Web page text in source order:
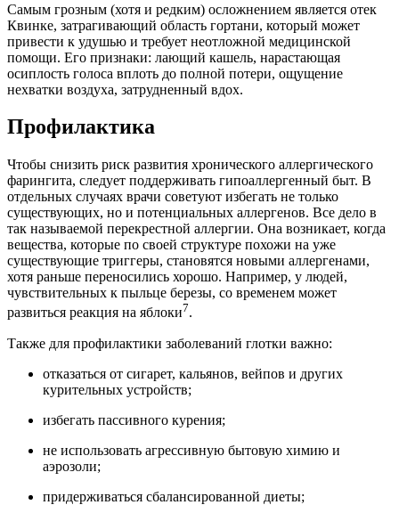
Самым грозным (хотя и редким) осложнением является отек
Квинке, затрагивающий область гортани, который может
привести к удушью и требует неотложной медицинской
помощи. Его признаки: лающий кашель, нарастающая
осиплость голоса вплоть до полной потери, ощущение
нехватки воздуха, затрудненный вдох.
Профилактика
Чтобы снизить риск развития хронического аллергического
фарингита, следует поддерживать гипоаллергенный быт. В
отдельных случаях врачи советуют избегать не только
существующих, но и потенциальных аллергенов. Все дело в
так называемой перекрестной аллергии. Она возникает, когда
вещества, которые по своей структуре похожи на уже
существующие триггеры, становятся новыми аллергенами,
хотя раньше переносились хорошо. Например, у людей,
чувствительных к пыльце березы, со временем может
развиться реакция на яблоки7.
Также для профилактики заболеваний глотки важно:
отказаться от сигарет, кальянов, вейпов и других
курительных устройств;
избегать пассивного курения;
не использовать агрессивную бытовую химию и
аэрозоли;
придерживаться сбалансированной диеты;